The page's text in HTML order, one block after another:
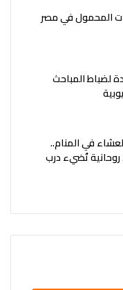
المحمول في مصر
لضباط المباحث
في المنام..
تُضيء درب